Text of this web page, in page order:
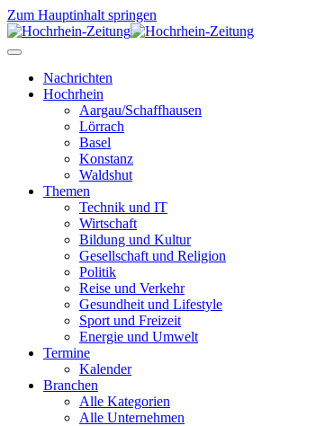
Zum Hauptinhalt springen
Nachrichten
Hochrhein
Aargau/Schaffhausen
Lörrach
Basel
Konstanz
Waldshut
Themen
Technik und IT
Wirtschaft
Bildung und Kultur
Gesellschaft und Religion
Politik
Reise und Verkehr
Gesundheit und Lifestyle
Sport und Freizeit
Energie und Umwelt
Termine
Kalender
Branchen
Alle Kategorien
Alle Unternehmen